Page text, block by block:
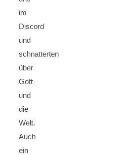
im
Discord
und
schnatterten
über
Gott
und
die
Welt.
Auch
ein